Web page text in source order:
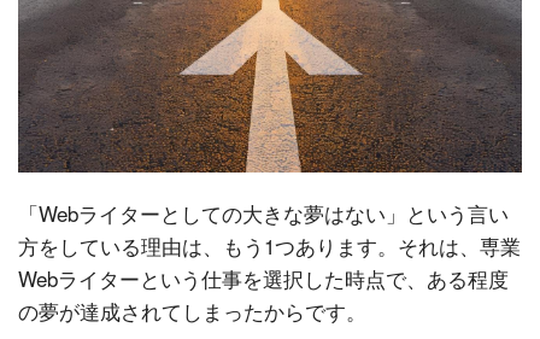
「Webライターとしての大きな夢はない」という言い
方をしている理由は、もう1つあります。それは、専業
Webライターという仕事を選択した時点で、ある程度
の夢が達成されてしまったからです。